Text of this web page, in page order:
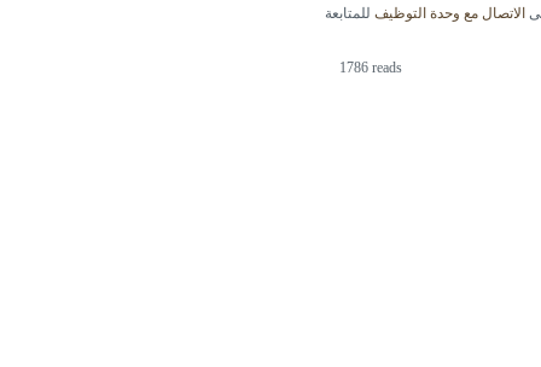
الاتصال مع وحدة التوظيف للمتابعة
1786 reads